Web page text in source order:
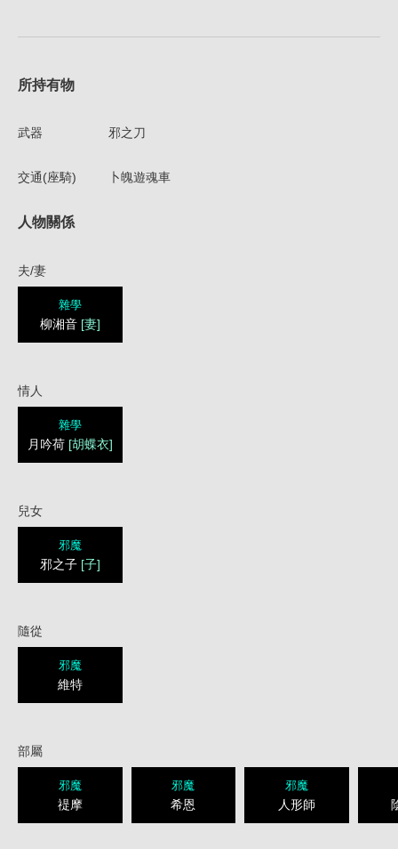
所持有物
武器 邪之刀
交通(座騎) 卜魄遊魂車
人物關係
夫/妻
雜學
柳湘音 [妻]
情人
雜學
月吟荷 [胡蝶衣]
兒女
邪魔
邪之子 [子]
隨從
邪魔
維特
部屬
邪魔
禔摩
邪魔
希恩
邪魔
人形師